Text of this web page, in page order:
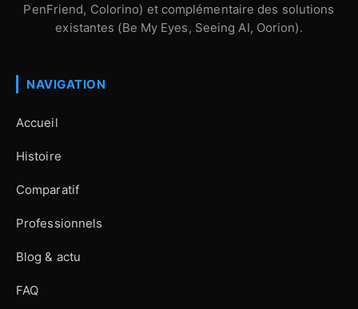
PenFriend, Colorino) et complémentaire des solutions
existantes (Be My Eyes, Seeing AI, Oorion).
NAVIGATION
Accueil
Histoire
Comparatif
Professionnels
Blog & actu
FAQ